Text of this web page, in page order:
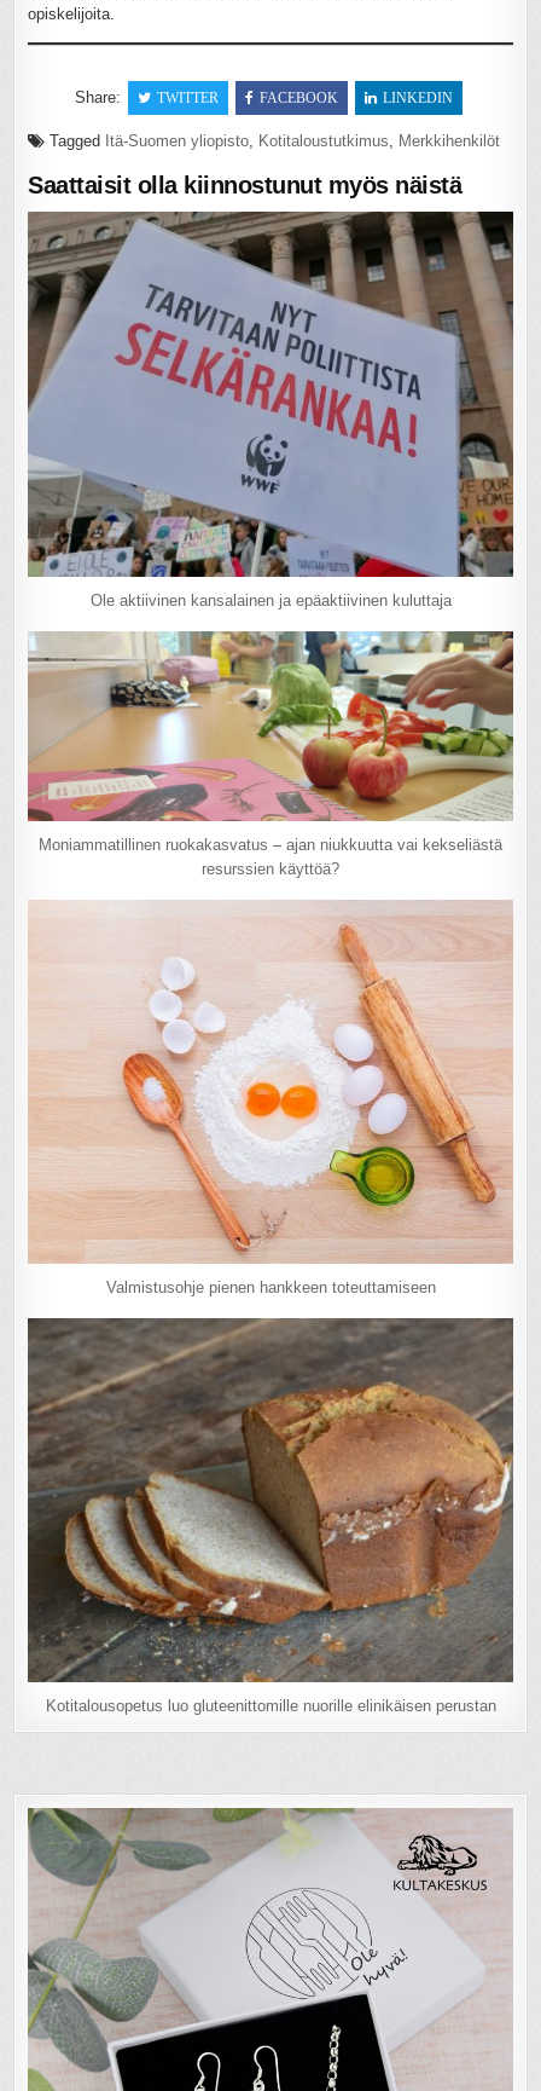
opiskelijoita.
Share: TWITTER FACEBOOK LINKEDIN
Tagged Itä-Suomen yliopisto, Kotitaloustutkimus, Merkkihenkilöt
Saattaisit olla kiinnostunut myös näistä
Ole aktiivinen kansalainen ja epäaktiivinen kuluttaja
Moniammatillinen ruokakasvatus – ajan niukkuutta vai kekseliästä
resurssien käyttöä?
Valmistusohje pienen hankkeen toteuttamiseen
Kotitalousopetus luo gluteenittomille nuorille elinikäisen perustan